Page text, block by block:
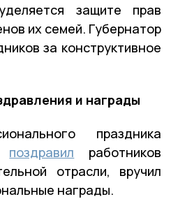
защите прав
их семей. Губернатор
за конструктивное
и награды
праздника
поздравил работников
отрасли, вручил
награды.